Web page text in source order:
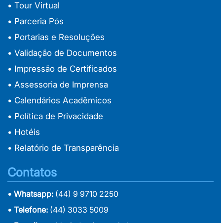
• Tour Virtual
• Parceria Pós
• Portarias e Resoluções
• Validação de Documentos
• Impressão de Certificados
• Assessoria de Imprensa
• Calendários Acadêmicos
• Política de Privacidade
• Hotéis
• Relatório de Transparência
Contatos
• Whatsapp: (44) 9 9710 2250
• Telefone: (44) 3033 5009